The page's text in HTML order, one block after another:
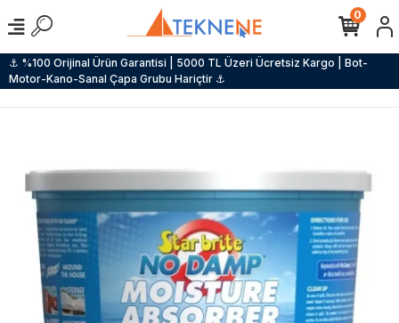
⚓ %100 Orijinal Ürün Garantisi | 5000 TL Üzeri Ücretsiz Kargo | Bot-
Motor-Kano-Sanal Çapa Grubu Hariçtir ⚓
0